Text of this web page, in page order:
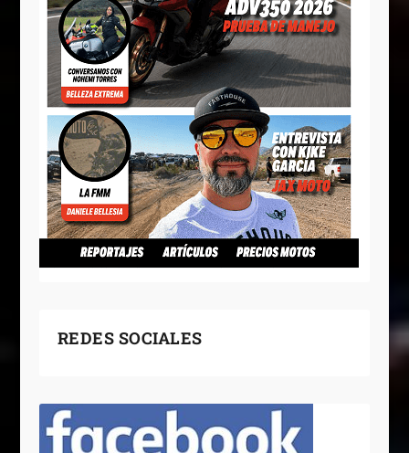
REDES SOCIALES